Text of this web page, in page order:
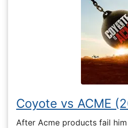
Coyote vs ACME
After Acme products fail